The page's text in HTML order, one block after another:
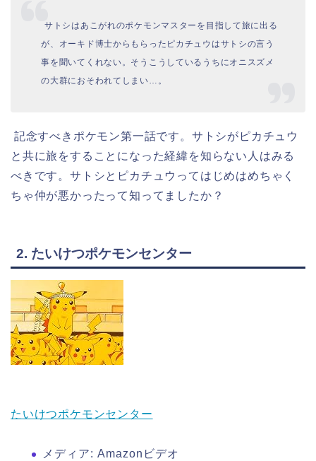
サトシはあこがれのポケモンマスターを目指して旅に出る
が、オーキド博士からもらったピカチュウはサトシの言う
事を聞いてくれない。そうこうしているうちにオニスズメ
の大群におそわれてしまい…。
記念すべきポケモン第一話です。サトシがピカチュウ
と共に旅をすることになった経緯を知らない人はみる
べきです。サトシとピカチュウってはじめはめちゃく
ちゃ仲が悪かったって知ってましたか？
2. たいけつポケモンセンター
たいけつポケモンセンター
メディア: Amazonビデオ